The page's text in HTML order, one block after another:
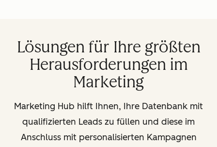
Lösungen für Ihre größten
Herausforderungen im
Marketing
Marketing Hub hilft Ihnen, Ihre Datenbank mit
qualifizierten Leads zu füllen und diese im
Anschluss mit personalisierten Kampagnen